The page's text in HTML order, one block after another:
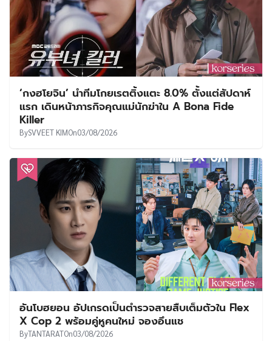
‘กงฮโยจิน’ นำทีมโกยเรตติ้งแตะ 8.0% ตั้งแต่สัปดาห์
แรก เดินหน้าภารกิจคุณแม่นักฆ่าใน A Bona Fide
Killer
BySVVEET KIMOn03/08/2026
อันโบฮยอน อัปเกรดเป็นตำรวจสายสืบเต็มตัวใน Flex
X Cop 2 พร้อมคู่หูคนใหม่ จองอึนแช
ByTANTARATOn03/08/2026